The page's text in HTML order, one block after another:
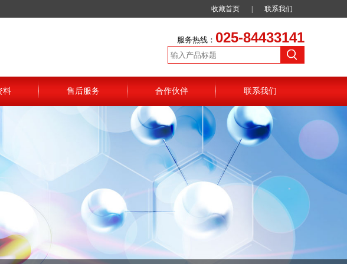
收藏首页 联系我们
服务热线： 025-84433141
料 售后服务 合作伙伴 联系我们